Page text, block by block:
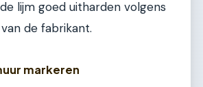
lijm goed uitharden volgens
de fabrikant.
markeren